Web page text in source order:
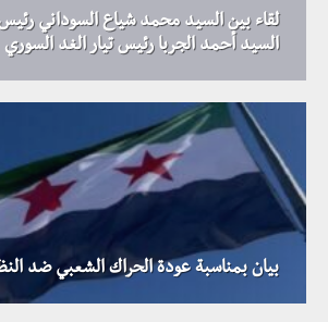
لقاء بين السيد محمد شياع السوداني رئيس
السيد أحمد الجربا رئيس تيار الغد السوري
بيان بمناسبة عودة الحراك الشعبي ضد